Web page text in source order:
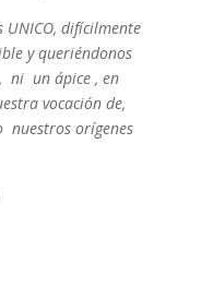
UNICO, difícilmente
y queriéndonos
ni un ápice , en
vocación de,
nuestros orígenes